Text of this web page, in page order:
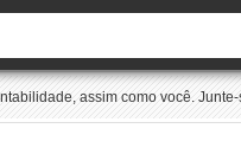
assim como você.